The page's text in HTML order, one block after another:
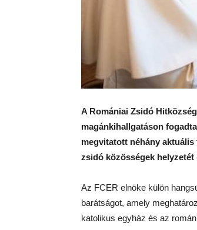
A Romániai Zsidó
magánkihallgatáson
megvitatott néhány
zsidó közösségek
Az FCER elnöke külön
barátságot, amely
katolikus egyház és az